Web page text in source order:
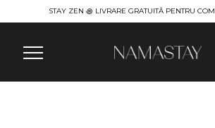
STAY ZEN ꩜ LIVRARE GRATUITĂ PENTRU
Info